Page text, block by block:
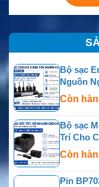
Bộ sạc
Nguồn
Còn
Bộ sạc
Trí Cho
Còn
Pin